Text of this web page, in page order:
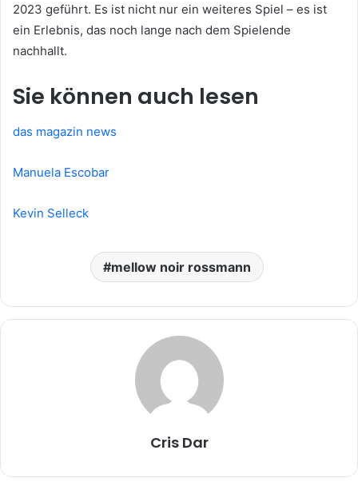
2023 geführt. Es ist nicht nur ein weiteres Spiel – es ist
ein Erlebnis, das noch lange nach dem Spielende
nachhallt.
Sie können auch lesen
das magazin news
Manuela Escobar
Kevin Selleck
mellow noir rossmann
Cris Dar